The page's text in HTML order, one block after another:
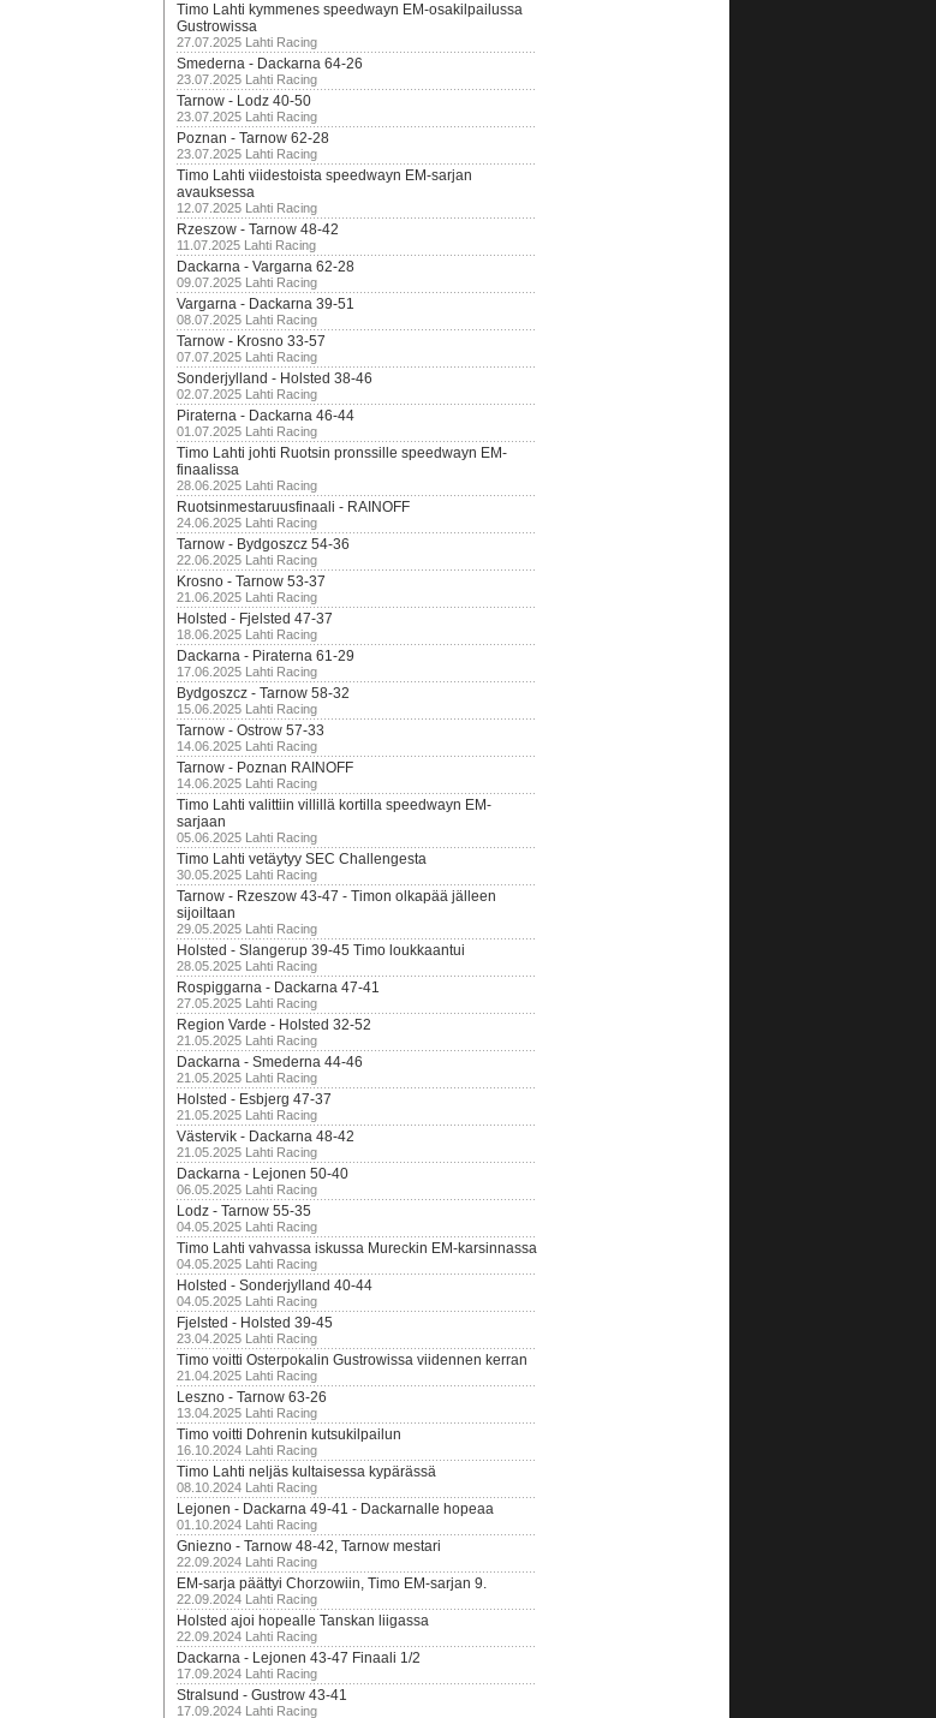
Timo Lahti kymmenes speedwayn EM-osakilpailussa
Gustrowissa
27.07.2025 Lahti Racing
Smederna - Dackarna 64-26
23.07.2025 Lahti Racing
Tarnow - Lodz 40-50
23.07.2025 Lahti Racing
Poznan - Tarnow 62-28
23.07.2025 Lahti Racing
Timo Lahti viidestoista speedwayn EM-sarjan
avauksessa
12.07.2025 Lahti Racing
Rzeszow - Tarnow 48-42
11.07.2025 Lahti Racing
Dackarna - Vargarna 62-28
09.07.2025 Lahti Racing
Vargarna - Dackarna 39-51
08.07.2025 Lahti Racing
Tarnow - Krosno 33-57
07.07.2025 Lahti Racing
Sonderjylland - Holsted 38-46
02.07.2025 Lahti Racing
Piraterna - Dackarna 46-44
01.07.2025 Lahti Racing
Timo Lahti johti Ruotsin pronssille speedwayn EM-
finaalissa
28.06.2025 Lahti Racing
Ruotsinmestaruusfinaali - RAINOFF
24.06.2025 Lahti Racing
Tarnow - Bydgoszcz 54-36
22.06.2025 Lahti Racing
Krosno - Tarnow 53-37
21.06.2025 Lahti Racing
Holsted - Fjelsted 47-37
18.06.2025 Lahti Racing
Dackarna - Piraterna 61-29
17.06.2025 Lahti Racing
Bydgoszcz - Tarnow 58-32
15.06.2025 Lahti Racing
Tarnow - Ostrow 57-33
14.06.2025 Lahti Racing
Tarnow - Poznan RAINOFF
14.06.2025 Lahti Racing
Timo Lahti valittiin villillä kortilla speedwayn EM-
sarjaan
05.06.2025 Lahti Racing
Timo Lahti vetäytyy SEC Challengesta
30.05.2025 Lahti Racing
Tarnow - Rzeszow 43-47 - Timon olkapää jälleen
sijoiltaan
29.05.2025 Lahti Racing
Holsted - Slangerup 39-45 Timo loukkaantui
28.05.2025 Lahti Racing
Rospiggarna - Dackarna 47-41
27.05.2025 Lahti Racing
Region Varde - Holsted 32-52
21.05.2025 Lahti Racing
Dackarna - Smederna 44-46
21.05.2025 Lahti Racing
Holsted - Esbjerg 47-37
21.05.2025 Lahti Racing
Västervik - Dackarna 48-42
21.05.2025 Lahti Racing
Dackarna - Lejonen 50-40
06.05.2025 Lahti Racing
Lodz - Tarnow 55-35
04.05.2025 Lahti Racing
Timo Lahti vahvassa iskussa Mureckin EM-karsinnassa
04.05.2025 Lahti Racing
Holsted - Sonderjylland 40-44
04.05.2025 Lahti Racing
Fjelsted - Holsted 39-45
23.04.2025 Lahti Racing
Timo voitti Osterpokalin Gustrowissa viidennen kerran
21.04.2025 Lahti Racing
Leszno - Tarnow 63-26
13.04.2025 Lahti Racing
Timo voitti Dohrenin kutsukilpailun
16.10.2024 Lahti Racing
Timo Lahti neljäs kultaisessa kypärässä
08.10.2024 Lahti Racing
Lejonen - Dackarna 49-41 - Dackarnalle hopeaa
01.10.2024 Lahti Racing
Gniezno - Tarnow 48-42, Tarnow mestari
22.09.2024 Lahti Racing
EM-sarja päättyi Chorzowiin, Timo EM-sarjan 9.
22.09.2024 Lahti Racing
Holsted ajoi hopealle Tanskan liigassa
22.09.2024 Lahti Racing
Dackarna - Lejonen 43-47 Finaali 1/2
17.09.2024 Lahti Racing
Stralsund - Gustrow 43-41
17.09.2024 Lahti Racing